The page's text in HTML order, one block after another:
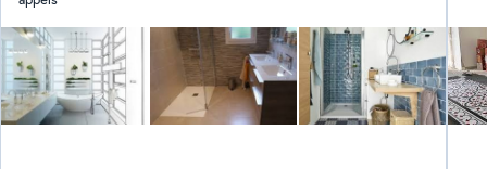
Création / Rénovation salle de bain Création de piscine
béton Pose de cloison/ placo/ isolation Pose parquet /
lino / moquette / ponçage parquet Réalisation de
chape en béton Pose de cuisine / montage de meuble
Couverture/ demousage Jardinage/ alpagage/ taille
haies Electricité neuf ou ancien Plomberie pose douche
et